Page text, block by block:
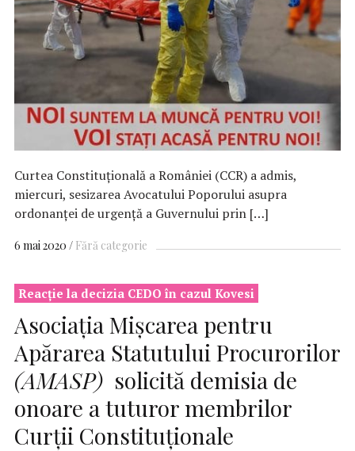
Curtea Constituţională a României (CCR) a admis,
miercuri, sesizarea Avocatului Poporului asupra
ordonanţei de urgenţă a Guvernului prin […]
6 mai 2020 Fără categorie
Reacție la decizia CEDO în cazul Kovesi
Asociația Mișcarea pentru
Apărarea Statutului Procurorilor
(AMASP) solicită demisia de
onoare a tuturor membrilor
Curții Constituționale